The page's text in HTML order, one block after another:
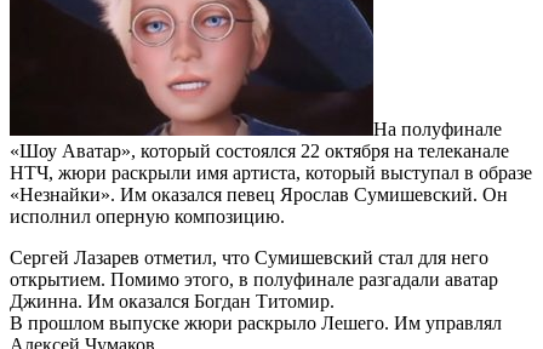
На полуфинале
«Шоу Аватар», который состоялся 22 октября на телеканале
НТЧ, жюри раскрыли имя артиста, который выступал в образе
«Незнайки». Им оказался певец Ярослав Сумишевский. Он
исполнил оперную композицию.
Сергей Лазарев отметил, что Сумишевский стал для него
открытием. Помимо этого, в полуфинале разгадали аватар
Джинна. Им оказался Богдан Титомир.
В прошлом выпуске жюри раскрыло Лешего. Им управлял
Алексей Чумаков.